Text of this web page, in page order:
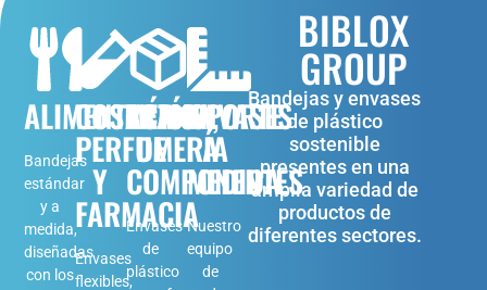
BIBLOX
GROUP
Bandejas y envases
de plástico
sostenible
presentes en una
amplia variedad de
productos de
diferentes sectores.
ALIMENTACIÓN
Bandejas
estándar
y a
medida,
diseñadas
con los
TRANSPORTE
DE
COMPONENTES
Envases
de
plástico
COSMÉTICA,
PERFUMERÍA
Y
FARMACIA
Envases
flexibles,
ENVASES
A
MEDIDA
Nuestro
equipo
de